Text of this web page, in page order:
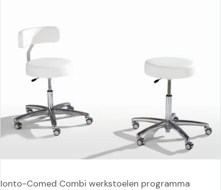
Ionto-Comed Combi werkstoelen programma